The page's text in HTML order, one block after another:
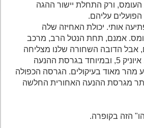
ורק התחלת יישור ההגה
עליהם.
אותי. יכולת האחיזה שלה
אמנם, תחת הנטל הרב, מרכב
הדובה השחורה שלנו מצליחה
לשמור על האיזון שלה. איוניק 5, ובמיוחד בגרסת ההנעה
מאוד בעיקולים. הגרסה הכפולה
מגרסת ההנעה האחורית החלשה
הזה בקופרה.